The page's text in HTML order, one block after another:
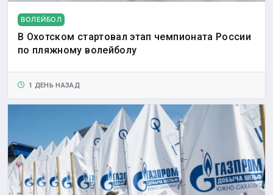
ВОЛЕЙБОЛ
В Охотском стартовал этап чемпионата России
по пляжному волейболу
1 ДЕНЬ НАЗАД